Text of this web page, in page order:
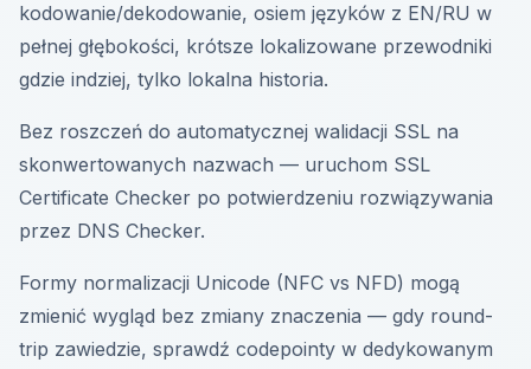
kodowanie/dekodowanie, osiem języków z EN/RU w
pełnej głębokości, krótsze lokalizowane przewodniki
gdzie indziej, tylko lokalna historia.
Bez roszczeń do automatycznej walidacji SSL na
skonwertowanych nazwach — uruchom SSL
Certificate Checker po potwierdzeniu rozwiązywania
przez DNS Checker.
Formy normalizacji Unicode (NFC vs NFD) mogą
zmienić wygląd bez zmiany znaczenia — gdy round-
trip zawiedzie, sprawdź codepointy w dedykowanym